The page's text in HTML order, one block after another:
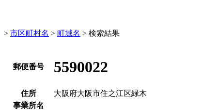
> 市区町村名 > 町域名 > 検索結果
郵便番号 5590022
住所
大阪府大阪市住之江区緑木
事業所名